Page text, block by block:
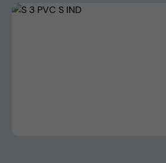
Skip image gallery